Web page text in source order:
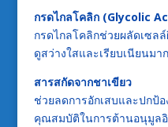
กรดไกลโคลิก (Glycolic
กรดไกลโคลิกช่วยผลัดเซล
ดูสว่างใสและเรียบเนียนมา
สารสกัดจากชาเขียว
ช่วยลดการอักเสบและปกป้
คุณสมบัติในการต้านอนุมูลอิ